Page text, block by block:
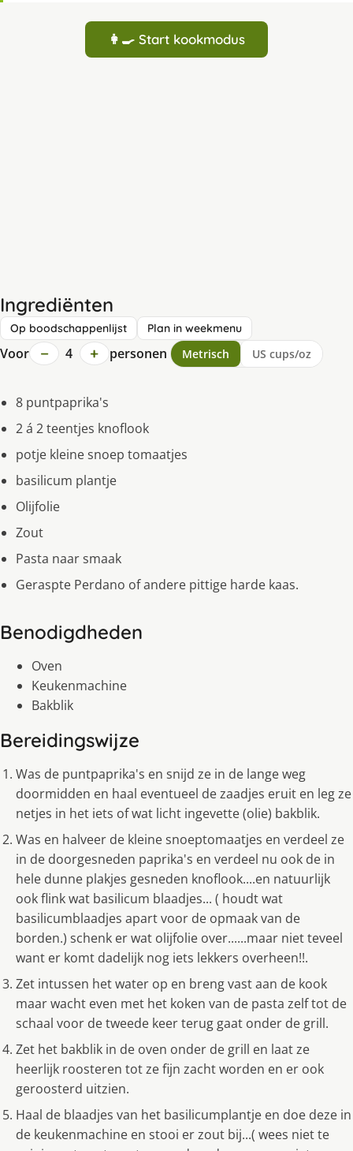
👩‍🍳 Start kookmodus
Ingrediënten
Op boodschappenlijst Plan in weekmenu
Voor − 4 + personen Metrisch US cups/oz
8 puntpaprika's
2 á 2 teentjes knoflook
potje kleine snoep tomaatjes
basilicum plantje
Olijfolie
Zout
Pasta naar smaak
Geraspte Perdano of andere pittige harde kaas.
Benodigdheden
Oven
Keukenmachine
Bakblik
Bereidingswijze
Was de puntpaprika's en snijd ze in de lange weg
doormidden en haal eventueel de zaadjes eruit en leg ze
netjes in het iets of wat licht ingevette (olie) bakblik.
Was en halveer de kleine snoeptomaatjes en verdeel ze
in de doorgesneden paprika's en verdeel nu ook de in
hele dunne plakjes gesneden knoflook....en natuurlijk
ook flink wat basilicum blaadjes... ( houdt wat
basilicumblaadjes apart voor de opmaak van de
borden.) schenk er wat olijfolie over......maar niet teveel
want er komt dadelijk nog iets lekkers overheen!!.
Zet intussen het water op en breng vast aan de kook
maar wacht even met het koken van de pasta zelf tot de
schaal voor de tweede keer terug gaat onder de grill.
Zet het bakblik in de oven onder de grill en laat ze
heerlijk roosteren tot ze fijn zacht worden en er ook
geroosterd uitzien.
Haal de blaadjes van het basilicumplantje en doe deze in
de keukenmachine en stooi er zout bij...( wees niet te